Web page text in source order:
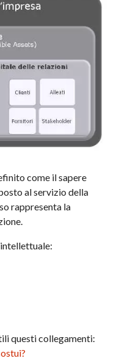
come il sapere
al servizio della
rappresenta la
questi collegamenti: